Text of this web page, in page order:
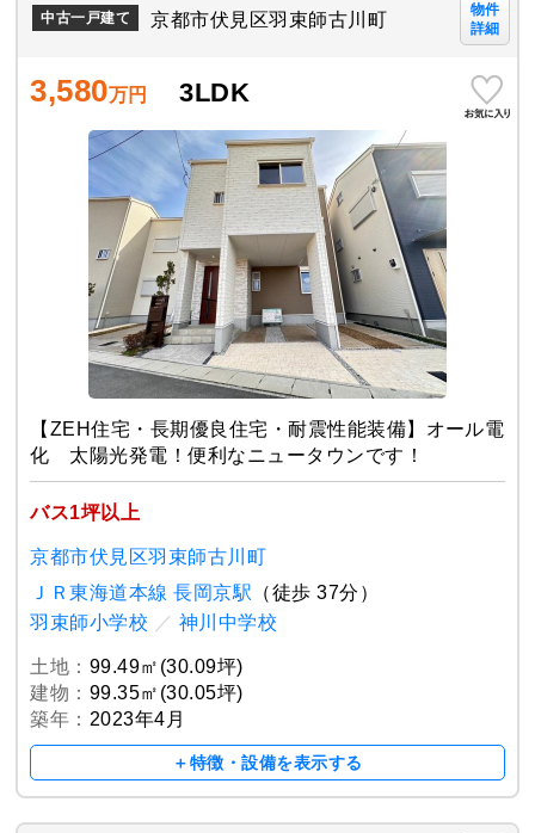
中古一戸建て 京都市伏見区羽束師古川町
物件
詳細
3,580万円 3LDK
【ZEH住宅・長期優良住宅・耐震性能装備】オール電
化 太陽光発電！便利なニュータウンです！
バス1坪以上
京都市伏見区羽束師古川町
ＪＲ東海道本線 長岡京駅 （徒歩 37分）
羽束師小学校 ／ 神川中学校
土地： 99.49㎡(30.09坪)
建物： 99.35㎡(30.05坪)
築年： 2023年4月
＋特徴・設備を表示する